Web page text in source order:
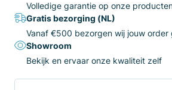
Volledige garantie op onze
Gratis bezorging (NL)
Vanaf €500 bezorgen wij jouw order
Showroom
Bekijk en ervaar onze kwaliteit zelf